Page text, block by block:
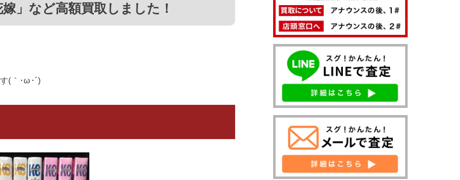
嫁」など高額買取しました！
(｀･ω･´)ゞ